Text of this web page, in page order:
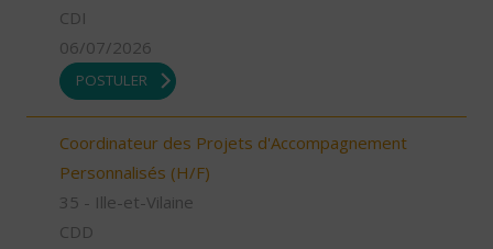
CDI
06/07/2026
POSTULER
Coordinateur des Projets d'Accompagnement
Personnalisés (H/F)
35 - Ille-et-Vilaine
CDD